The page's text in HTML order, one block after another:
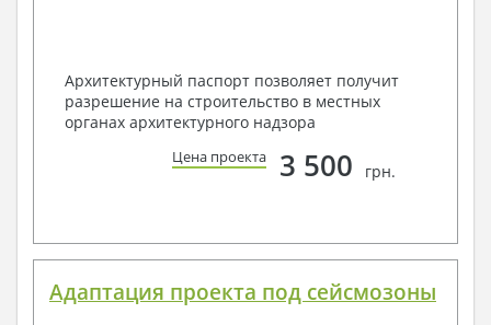
Архитектурный паспорт позволяет получит
разрешение на строительство в местных
органах архитектурного надзора
Цена проекта 3 500 грн.
Адаптация проекта под сейсмозоны